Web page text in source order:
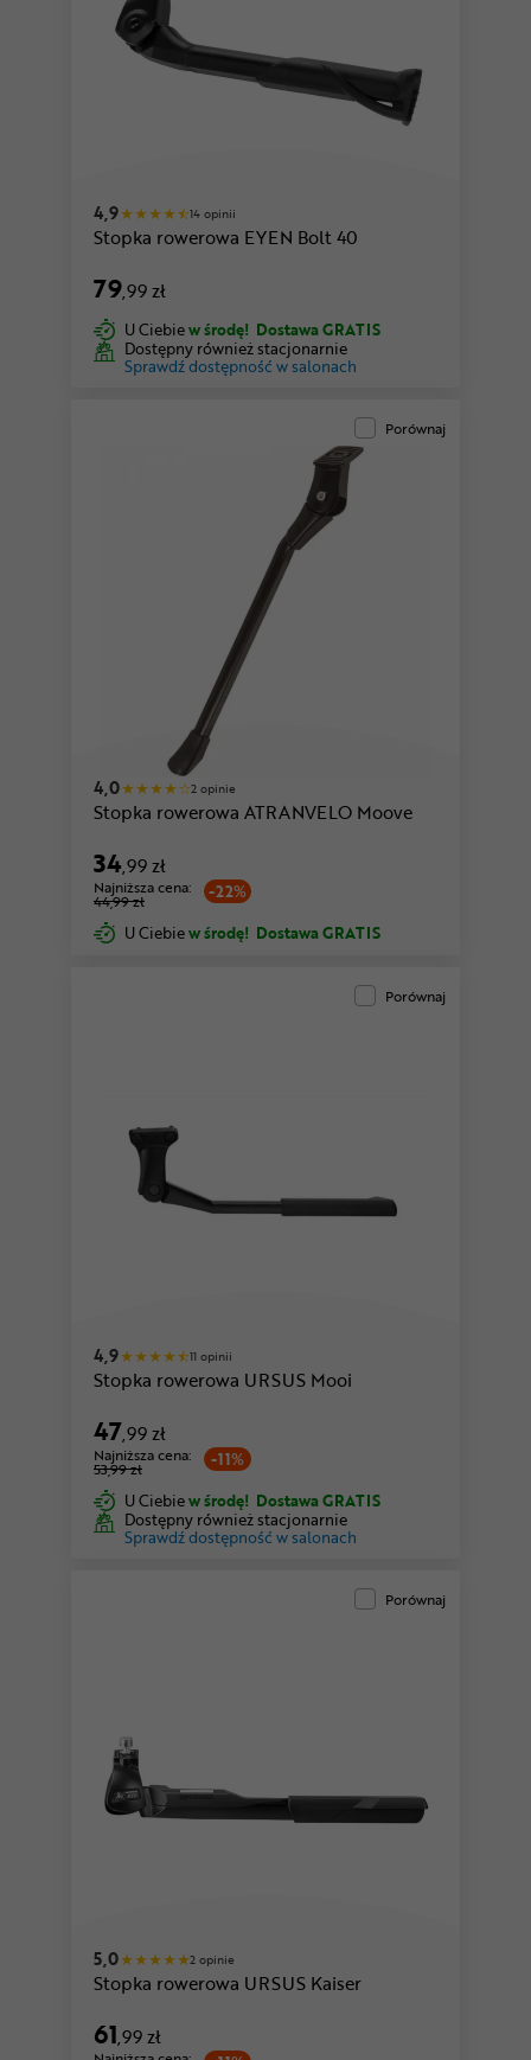
4,9 14 opinii
Stopka rowerowa EYEN Bolt 40
79,99 zł
U Ciebiew środę! Dostawa GRATIS
Dostępny również stacjonarnie
Sprawdź dostępność w salonach
Porównaj
4,0 2 opinie
Stopka rowerowa ATRANVELO Moove
34,99 zł
-22%
Najniższa cena:
44,99 zł
U Ciebiew środę! Dostawa GRATIS
Porównaj
4,9 11 opinii
Stopka rowerowa URSUS Mooi
47,99 zł
-11%
Najniższa cena:
53,99 zł
U Ciebiew środę! Dostawa GRATIS
Dostępny również stacjonarnie
Sprawdź dostępność w salonach
Porównaj
5,0 2 opinie
Stopka rowerowa URSUS Kaiser
61,99 zł